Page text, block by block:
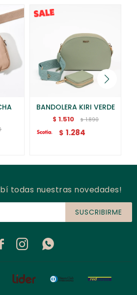
BANDOLERA KIRI VERDE
$ 1.510 $ 1.890
$ 1.284
todas nuestras novedades!
SUSCRIBIRME
 